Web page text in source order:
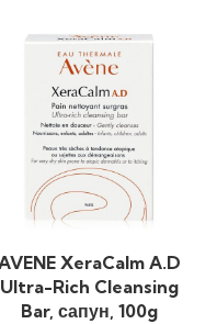
XeraCalm A.D
Ultra-Rich Cleansing
Bar, сапун, 100g